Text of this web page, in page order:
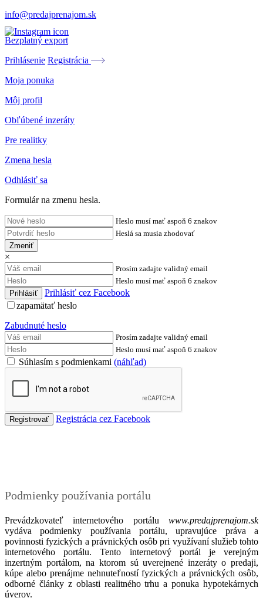
info@predajprenajom.sk
Bezplatný export
Prihlásenie Registrácia
Moja ponuka
Môj profil
Obľúbené inzeráty
Pre realitky
Zmena hesla
Odhlásiť sa
Formulár na zmenu hesla.
Heslo musí mať aspoň 6 znakov
Heslá sa musia zhodovať
Zmeniť
×
Prosím zadajte validný email
Heslo musí mať aspoň 6 znakov
Prihlásiť cez Facebook
zapamätať heslo
Zabudnuté heslo
Prosím zadajte validný email
Heslo musí mať aspoň 6 znakov
Súhlasím s podmienkami (náhľad)
Registrácia cez Facebook
Podmienky používania portálu
Prevádzkovateľ internetového portálu www.predajprenajom.sk
vydáva podmienky používania portálu, upravujúce práva a
povinnosti fyzických a právnických osôb pri využívaní služieb tohto
internetového portálu. Tento internetový portál je verejným
inzertným portálom, na ktorom sú uverejnené inzeráty o predaji,
kúpe alebo prenájme nehnuteľností fyzických a právnických osôb,
odborné články z oblasti realitného trhu a ponuka hypotekárnych
úverov.